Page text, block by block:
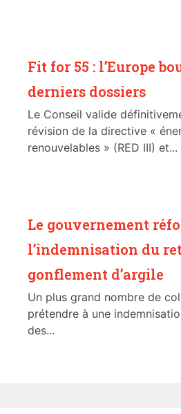
Fit for 55 : l’Europe
derniers dossiers
Le Conseil valide
révision de la directive «
renouvelables » (RED III) et...
Le gouvernement
l’indemnisation du
gonflement d’argile
Un plus grand nombre de
prétendre à une
des...